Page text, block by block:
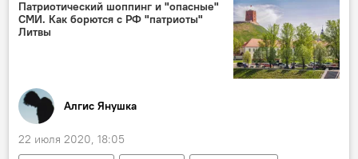
Патриотический шоппинг и "опасные"
СМИ. Как борются с РФ "патриоты"
Литвы
Алгис Янушка
22 июля 2020, 18:05